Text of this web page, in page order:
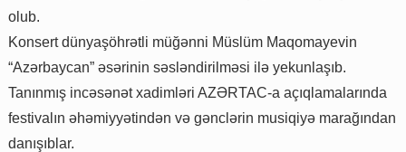
olub.
Konsert dünyaşöhrətli müğənni Müslüm Maqomayevin
“Azərbaycan” əsərinin səsləndirilməsi ilə yekunlaşıb.
Tanınmış incəsənət xadimləri AZƏRTAC-a açıqlamalarında
festivalın əhəmiyyətindən və gənclərin musiqiyə marağından
danışıblar.